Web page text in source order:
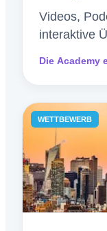
Videos,
interaktive
und
Die Academy
WETTBEWERB